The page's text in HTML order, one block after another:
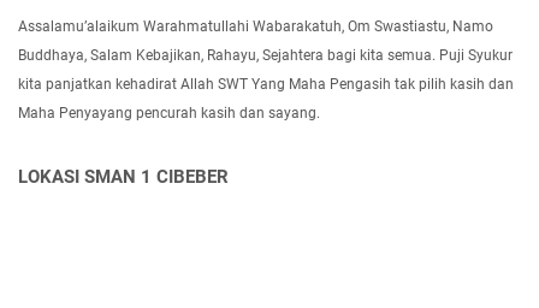
Assalamu’alaikum Warahmatullahi Wabarakatuh, Om Swastiastu, Namo
Buddhaya, Salam Kebajikan, Rahayu, Sejahtera bagi kita semua. Puji Syukur
kita panjatkan kehadirat Allah SWT Yang Maha Pengasih tak pilih kasih dan
Maha Penyayang pencurah kasih dan sayang.
LOKASI SMAN 1 CIBEBER